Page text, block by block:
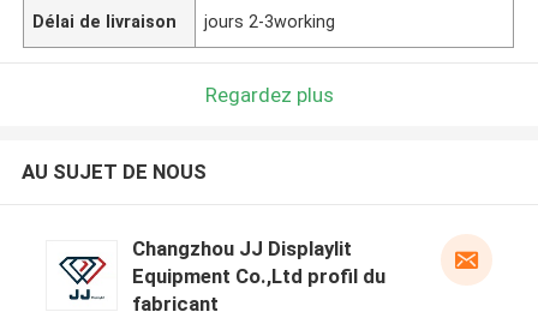
Délai de livraison jours 2-3working
Regardez plus
AU SUJET DE NOUS
Changzhou JJ Displaylit
Equipment Co.,Ltd profil du
fabricant